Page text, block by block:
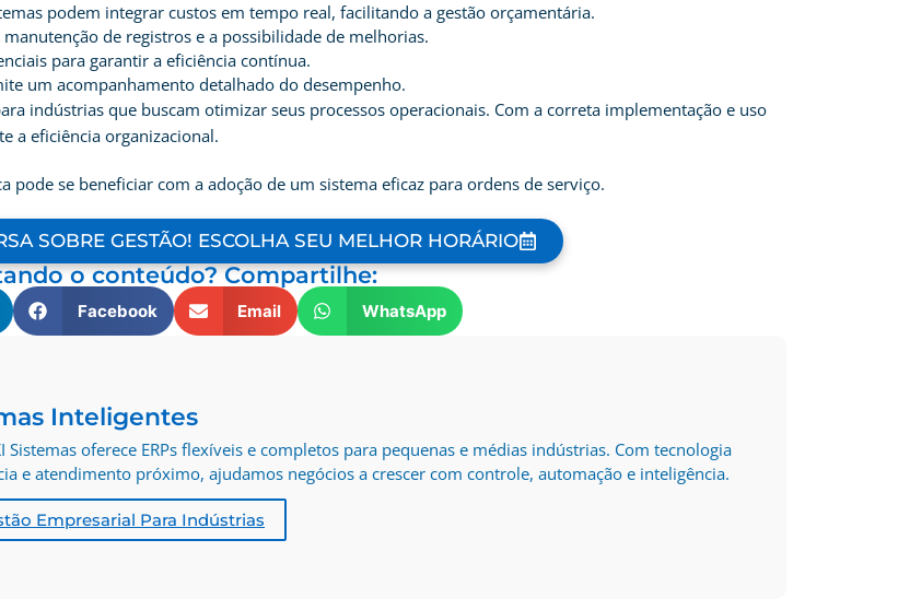
podem integrar custos em tempo real, facilitando a gestão orçamentária.
de registros e a possibilidade de melhorias.
para garantir a eficiência contínua.
um acompanhamento detalhado do desempenho.
indústrias que buscam otimizar seus processos operacionais. Com a correta implementação e uso
a eficiência organizacional.
se beneficiar com a adoção de um sistema eficaz para ordens de serviço.
SOBRE GESTÃO! ESCOLHA SEU MELHOR HORÁRIO
o conteúdo? Compartilhe:
Facebook Email WhatsApp
Inteligentes
Sistemas oferece ERPs flexíveis e completos para pequenas e médias indústrias. Com tecnologia
e atendimento próximo, ajudamos negócios a crescer com controle, automação e inteligência.
Empresarial Para Indústrias